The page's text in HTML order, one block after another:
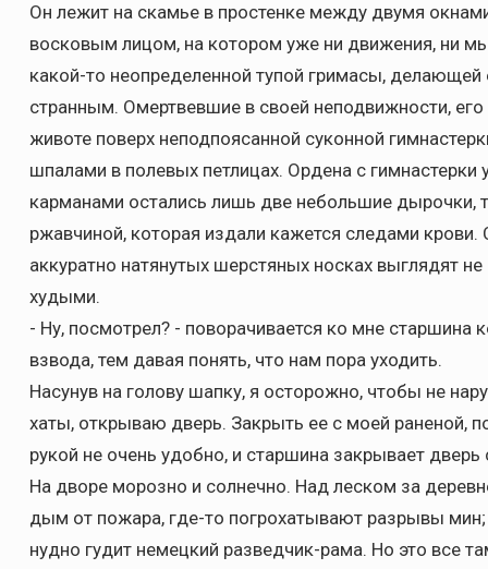
Он лежит на скамье в простенке между двумя
восковым лицом, на котором уже ни движения, ни
какой-то неопределенной тупой гримасы,
странным. Омертвевшие в своей неподвижности,
животе поверх неподпоясанной суконной
шпалами в полевых петлицах. Ордена с гимнастерки
карманами остались лишь две небольшие дырочки,
ржавчиной, которая издали кажется следами крови.
аккуратно натянутых шерстяных носках выглядят
худыми.
- Ну, посмотрел? - поворачивается ко мне старшина
взвода, тем давая понять, что нам пора уходить.
Насунув на голову шапку, я осторожно, чтобы не
хаты, открываю дверь. Закрыть ее с моей раненой,
рукой не очень удобно, и старшина закрывает дверь
На дворе морозно и солнечно. Над леском за
дым от пожара, где-то погрохатывают разрывы
нудно гудит немецкий разведчик-рама. Но это все